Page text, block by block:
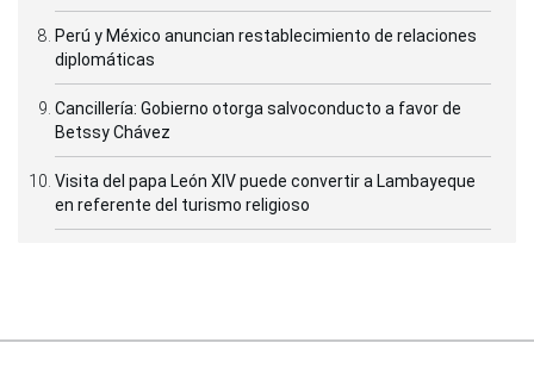
Perú y México anuncian restablecimiento de relaciones
diplomáticas
Cancillería: Gobierno otorga salvoconducto a favor de
Betssy Chávez
Visita del papa León XIV puede convertir a Lambayeque
en referente del turismo religioso